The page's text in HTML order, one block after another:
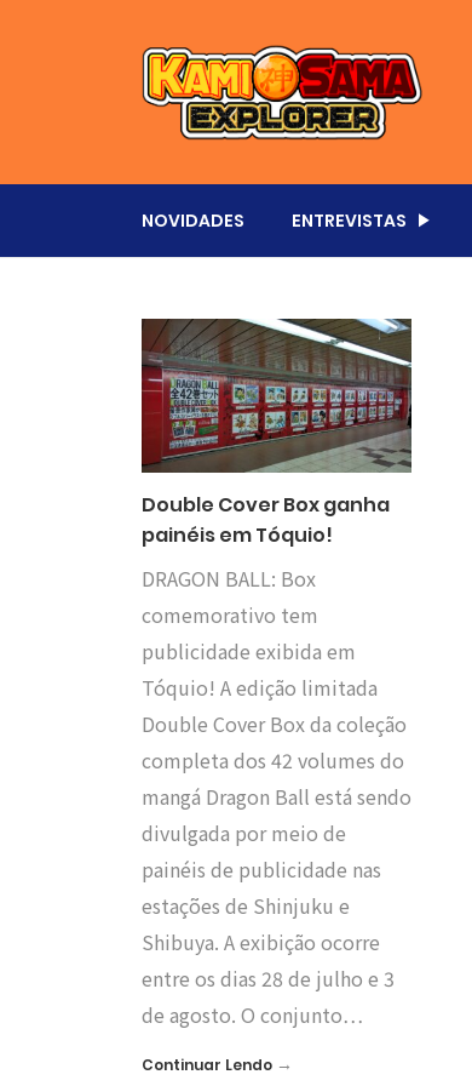
NOVIDADES ENTREVISTAS
Double Cover Box ganha
painéis em Tóquio!
DRAGON BALL: Box
comemorativo tem
publicidade exibida em
Tóquio! A edição limitada
Double Cover Box da coleção
completa dos 42 volumes do
mangá Dragon Ball está sendo
divulgada por meio de
painéis de publicidade nas
estações de Shinjuku e
Shibuya. A exibição ocorre
entre os dias 28 de julho e 3
de agosto. O conjunto…
Continuar Lendo →